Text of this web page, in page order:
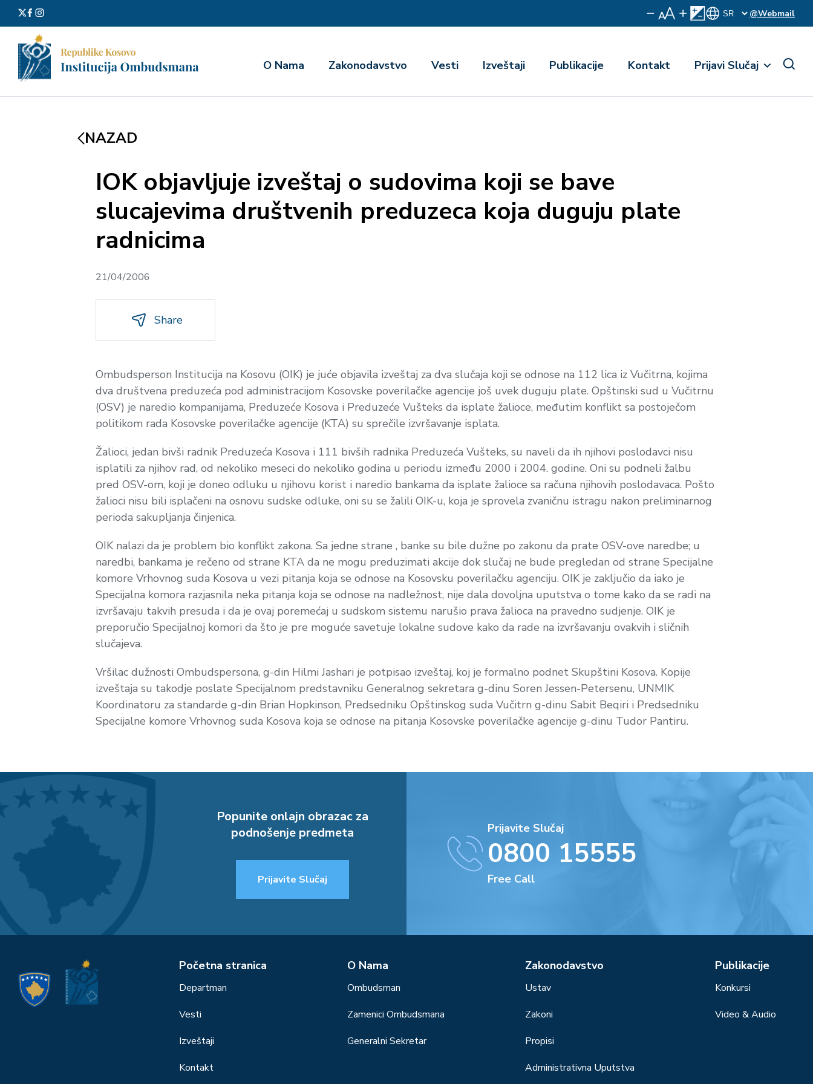
@Webmail
О Nama Zakonodavstvo Vesti Izveštaji Publikacije Kontakt Prijavi Slučaj
NAZAD
IOK objavljuje izveštaj o sudovima koji se bave
slucajevima društvenih preduzeca koja duguju plate
radnicima
21/04/2006
Share
Ombudsperson Institucija na Kosovu (OIK) je juće objavila izveštaj za dva slučaja koji se odnose na 112 lica iz Vučitrna, kojima
dva društvena preduzeća pod administracijom Kosovske poverilačke agencije još uvek duguju plate. Opštinski sud u Vučitrnu
(OSV) je naredio kompanijama, Preduzeće Kosova i Preduzeće Vušteks da isplate žalioce, međutim konflikt sa postoječom
politikom rada Kosovske poverilačke agencije (KTA) su sprečile izvršavanje isplata.
Žalioci, jedan bivši radnik Preduzeća Kosova i 111 bivših radnika Preduzeća Vušteks, su naveli da ih njihovi poslodavci nisu
isplatili za njihov rad, od nekoliko meseci do nekoliko godina u periodu između 2000 i 2004. godine. Oni su podneli žalbu
pred OSV-om, koji je doneo odluku u njihovu korist i naredio bankama da isplate žalioce sa računa njihovih poslodavaca. Pošto
žalioci nisu bili isplačeni na osnovu sudske odluke, oni su se žalili OIK-u, koja je sprovela zvaničnu istragu nakon preliminarnog
perioda sakupljanja činjenica.
OIK nalazi da je problem bio konflikt zakona. Sa jedne strane , banke su bile dužne po zakonu da prate OSV-ove naredbe; u
naredbi, bankama je rečeno od strane KTA da ne mogu preduzimati akcije dok slučaj ne bude pregledan od strane Specijalne
komore Vrhovnog suda Kosova u vezi pitanja koja se odnose na Kosovsku poverilačku agenciju. OIK je zaključio da iako je
Specijalna komora razjasnila neka pitanja koja se odnose na nadležnost, nije dala dovoljna uputstva o tome kako da se radi na
izvršavaju takvih presuda i da je ovaj poremećaj u sudskom sistemu narušio prava žalioca na pravedno sudjenje. OIK je
preporučio Specijalnoj komori da što je pre moguće savetuje lokalne sudove kako da rade na izvršavanju ovakvih i sličnih
slučajeva.
Vršilac dužnosti Ombudspersona, g-din Hilmi Jashari je potpisao izveštaj, koj je formalno podnet Skupštini Kosova. Kopije
izveštaja su takodje poslate Specijalnom predstavniku Generalnog sekretara g-dinu Soren Jessen-Petersenu, UNMIK
Koordinatoru za standarde g-din Brian Hopkinson, Predsedniku Opštinskog suda Vučitrn g-dinu Sabit Beqiri i Predsedniku
Specijalne komore Vrhovnog suda Kosova koja se odnose na pitanja Kosovske poverilačke agencije g-dinu Tudor Pantiru.
Popunite onlajn obrazac za
podnošenje predmeta
Prijavite Slučaj
Prijavite Slučaj
0800 15555
Free Call
Početna stranica
Departman
Vesti
Izveštaji
Kontakt
О Nama
Ombudsman
Zamenici Ombudsmana
Generalni Sekretar
Zakonodavstvo
Ustav
Zakoni
Propisi
Administrativna Uputstva
Publikacije
Konkursi
Video & Audio